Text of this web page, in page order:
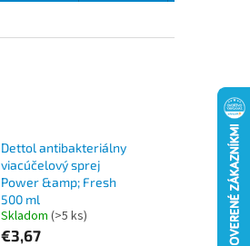
Dettol antibakteriálny
viacúčelový sprej
Power &amp; Fresh
500 ml
Skladom (>5 ks)
€3,67